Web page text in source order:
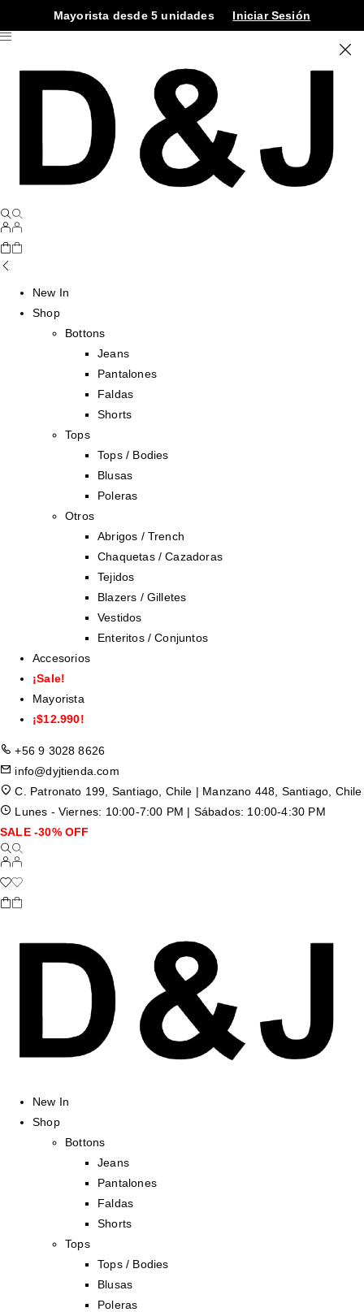
Mayorista desde 5 unidades Iniciar Sesión
New In
Shop
Bottons
Jeans
Pantalones
Faldas
Shorts
Tops
Tops / Bodies
Blusas
Poleras
Otros
Abrigos / Trench
Chaquetas / Cazadoras
Tejidos
Blazers / Gilletes
Vestidos
Enteritos / Conjuntos
Accesorios
¡Sale!
Mayorista
¡$12.990!
+56 9 3028 8626
info@dyjtienda.com
C. Patronato 199, Santiago, Chile | Manzano 448, Santiago, Chile
Lunes - Viernes: 10:00-7:00 PM | Sábados: 10:00-4:30 PM
SALE -30% OFF
New In
Shop
Bottons
Jeans
Pantalones
Faldas
Shorts
Tops
Tops / Bodies
Blusas
Poleras